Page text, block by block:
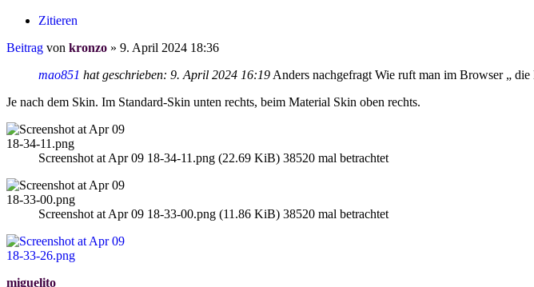
Zitieren
Beitrag von kronzo » 9. April 2024 18:36
mao851 hat geschrieben: 9. April 2024 16:19 Anders nachgefragt Wie ruft man im Browser „
Je nach dem Skin. Im Standard-Skin unten rechts, beim Material Skin oben rechts.
Screenshot at Apr 09 18-34-11.png (22.69 KiB) 38520 mal betrachtet
Screenshot at Apr 09 18-33-00.png (11.86 KiB) 38520 mal betrachtet
miguelito